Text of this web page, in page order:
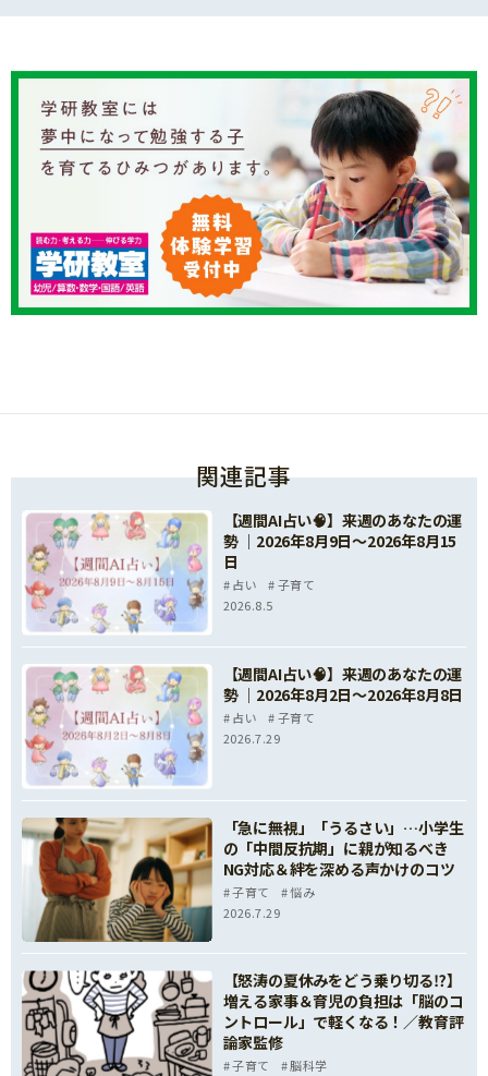
関連記事
【週間AI占い🧠】来週のあなたの運
勢 ｜2026年8月9日〜2026年8月15
日
占い
子育て
2026.8.5
【週間AI占い🧠】来週のあなたの運
勢 ｜2026年8月2日〜2026年8月8日
占い
子育て
2026.7.29
「急に無視」「うるさい」…小学生
の「中間反抗期」に親が知るべき
NG対応＆絆を深める声かけのコツ
子育て
悩み
2026.7.29
【怒涛の夏休みをどう乗り切る⁉】
増える家事＆育児の負担は「脳のコ
ントロール」で軽くなる！／教育評
論家監修
子育て
脳科学